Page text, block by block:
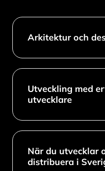
Arkitektur och
Utveckling med
utvecklare
När du utvecklar
distribuera i